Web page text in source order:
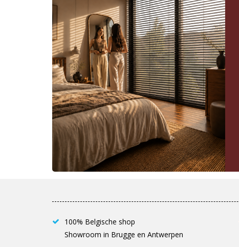
100% Belgische shop
Showroom in Brugge en Antwerpen